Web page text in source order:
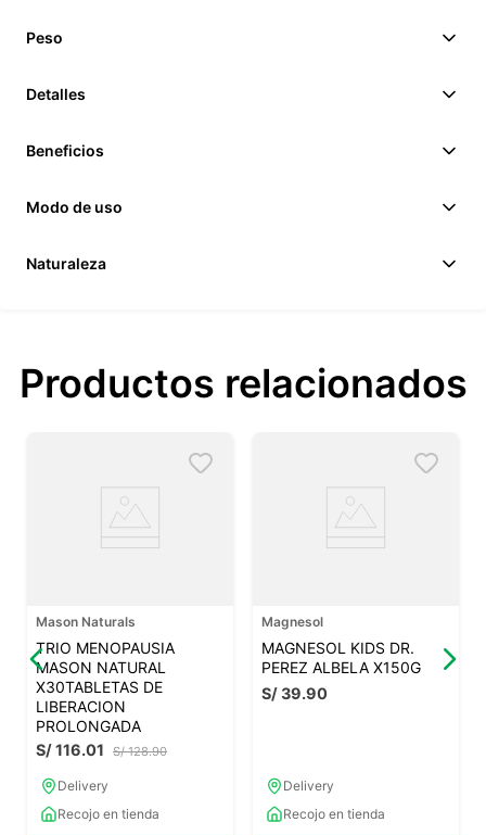
Peso
Detalles
Beneficios
Modo de uso
Naturaleza
Productos relacionados
Mason Naturals
TRIO MENOPAUSIA
MASON NATURAL
X30TABLETAS DE
LIBERACION
PROLONGADA
S/ 128.90
S/116.01
Delivery
Recojo en tienda
Magnesol
MAGNESOL KIDS DR.
PEREZ ALBELA X150G
S/39.90
Delivery
Recojo en tienda